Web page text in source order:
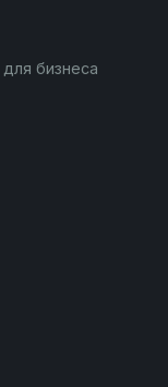
бизнеса